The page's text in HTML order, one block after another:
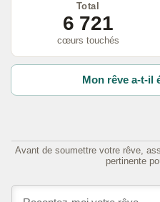
Total
6 721
cœurs touchés
Mon rêve a-t-il
Avant de soumettre votre rêve,
pertinente